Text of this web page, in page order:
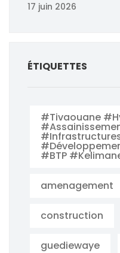
17 juin 2026
ÉTIQUETTES
#Tivaouane
#BTP
amenagement
construction
guediewaye